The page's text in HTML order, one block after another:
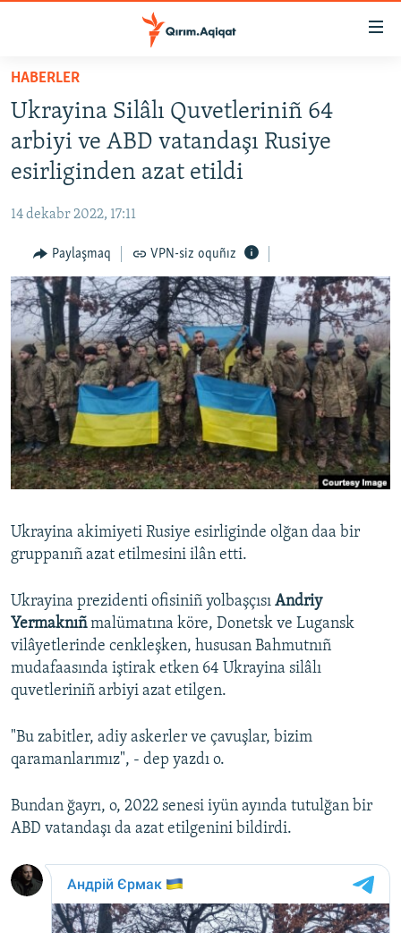
Esas
qaytmaq
Baş
navigatsiyağa
qaytmaq
Qıdıruvğa
HABERLER
SİYASET
İQTİSADİYAT
MEDENİYET
İNSAN AQLARI
VİDEO
SÜRET
BLOGLAR
FİKİR
Русский
Українською
RFE/RS bütün saytları
HABERLER
Ukrayina Silâlı Quvetleriniñ 64
arbiyi ve ABD vatandaşı Rusiye
esirliginden azat etildi
14 dekabr 2022, 17:11
Paylaşmaq VPN-siz oquñız
Ukrayina akimiyeti Rusiye esirliginde olğan daa bir
gruppanıñ azat etilmesini ilân etti.
Ukrayina prezidenti ofisiniñ yolbaşçısı Andriy
Yermaknıñmalümatına köre, Donetsk ve Lugansk
vilâyetlerinde cenkleşken, hususan Bahmutnıñ
mudafaasında iştirak etken 64 Ukrayina silâlı
quvetleriniñ arbiyi azat etilgen.
"Bu zabitler, adiy askerler ve çavuşlar, bizim
qaramanlarımız", - dep yazdı o.
Bundan ğayrı, o, 2022 senesi iyün ayında tutulğan bir
ABD vatandaşı da azat etilgenini bildirdi.